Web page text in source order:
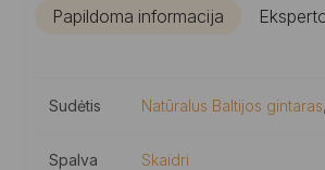
Papildoma informacija
Sudėtis Natūralus Baltijos gintaras,
Spalva Skaidri